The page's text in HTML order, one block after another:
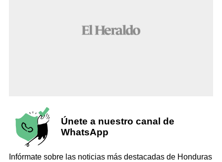
Únete a nuestro canal de
WhatsApp
Infórmate sobre las noticias más destacadas de Honduras